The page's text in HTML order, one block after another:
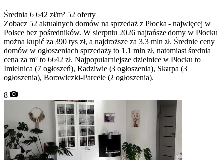
Średnia 6 642 zł/m² 52 oferty
Zobacz 52 aktualnych domów na sprzedaż z Płocka - najwięcej w
Polsce bez pośredników. W sierpniu 2026 najtańsze domy w Płocku
można kupić za 390 tys zł, a najdroższe za 3.3 mln zł. Średnie ceny
domów w ogłoszeniach sprzedaży to 1.1 mln zł, natomiast średnia
cena za m² to 6642 zł. Najpopularniejsze dzielnice w Płocku to
Imielnica (7 ogłoszeń), Radziwie (3 ogłoszenia), Skarpa (3
ogłoszenia), Borowiczki-Parcele (2 ogłoszenia).
8